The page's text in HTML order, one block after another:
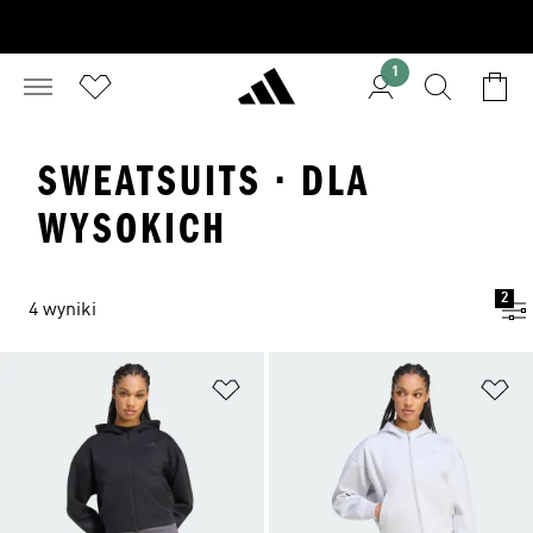
1
SWEATSUITS · DLA
WYSOKICH
4 wyniki
2
Dodaj do listy życzeń